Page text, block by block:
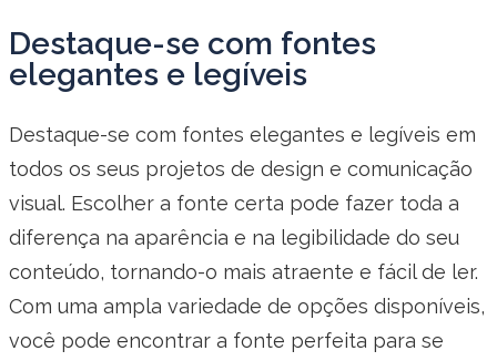
Destaque-se com fontes
elegantes e legíveis
Destaque-se com fontes elegantes e legíveis em
todos os seus projetos de design e comunicação
visual. Escolher a fonte certa pode fazer toda a
diferença na aparência e na legibilidade do seu
conteúdo, tornando-o mais atraente e fácil de ler.
Com uma ampla variedade de opções disponíveis,
você pode encontrar a fonte perfeita para se